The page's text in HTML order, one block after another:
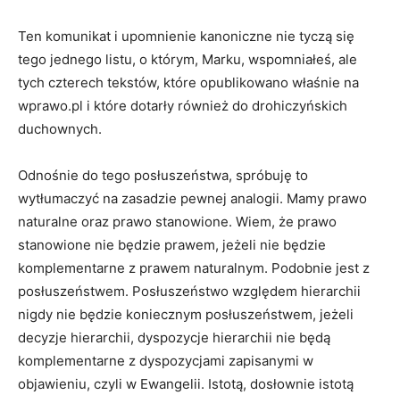
Ten komunikat i upomnienie kanoniczne nie tyczą się
tego jednego listu, o którym, Marku, wspomniałeś, ale
tych czterech tekstów, które opublikowano właśnie na
wprawo.pl i które dotarły również do drohiczyńskich
duchownych.
Odnośnie do tego posłuszeństwa, spróbuję to
wytłumaczyć na zasadzie pewnej analogii. Mamy prawo
naturalne oraz prawo stanowione. Wiem, że prawo
stanowione nie będzie prawem, jeżeli nie będzie
komplementarne z prawem naturalnym. Podobnie jest z
posłuszeństwem. Posłuszeństwo względem hierarchii
nigdy nie będzie koniecznym posłuszeństwem, jeżeli
decyzje hierarchii, dyspozycje hierarchii nie będą
komplementarne z dyspozycjami zapisanymi w
objawieniu, czyli w Ewangelii. Istotą, dosłownie istotą